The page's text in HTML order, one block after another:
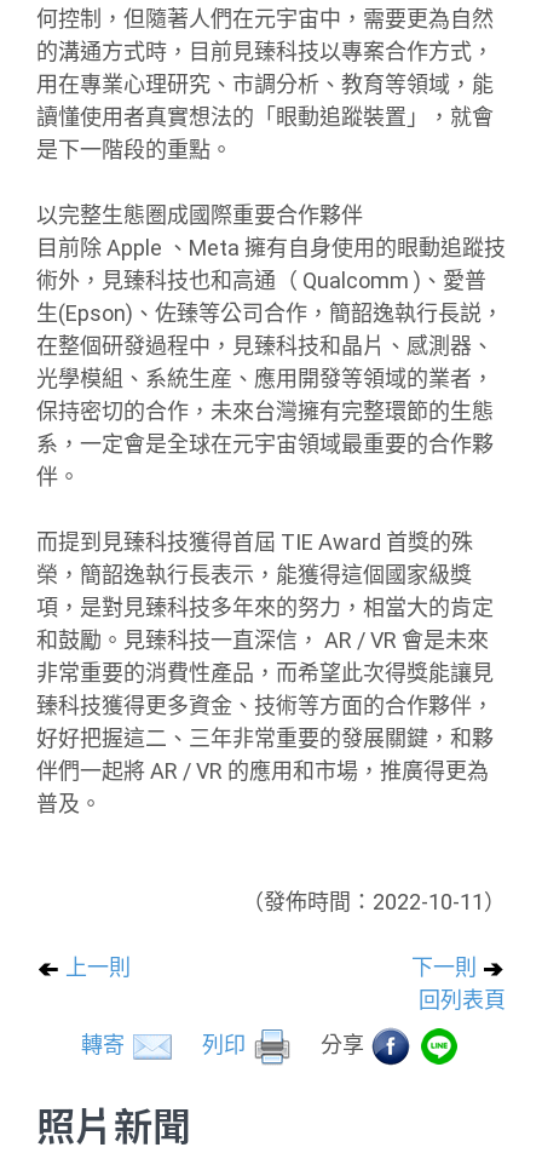
何控制，但隨著人們在元宇宙中，需要更為自然
的溝通方式時，目前見臻科技以專案合作方式，
用在專業心理研究、市調分析、教育等領域，能
讀懂使用者真實想法的「眼動追蹤裝置」，就會
是下一階段的重點。
以完整生態圏成國際重要合作夥伴
目前除 Apple 、Meta 擁有自身使用的眼動追蹤技
術外，見臻科技也和高通（ Qualcomm )、愛普
生(Epson)、佐臻等公司合作，簡韶逸執行長説，
在整個研發過程中，見臻科技和晶片、感測器、
光學模組、系統生産、應用開發等領域的業者，
保持密切的合作，未來台灣擁有完整環節的生態
系，一定會是全球在元宇宙領域最重要的合作夥
伴。
而提到見臻科技獲得首屆 TIE Award 首獎的殊
榮，簡韶逸執行長表示，能獲得這個國家級獎
項，是對見臻科技多年來的努力，相當大的肯定
和鼓勵。見臻科技一直深信， AR / VR 會是未來
非常重要的消費性產品，而希望此次得獎能讓見
臻科技獲得更多資金、技術等方面的合作夥伴，
好好把握這二、三年非常重要的發展關鍵，和夥
伴們一起將 AR / VR 的應用和市場，推廣得更為
普及。
（發佈時間：2022-10-11）
上一則
下一則
回列表頁
轉寄
列印 分享
照片新聞